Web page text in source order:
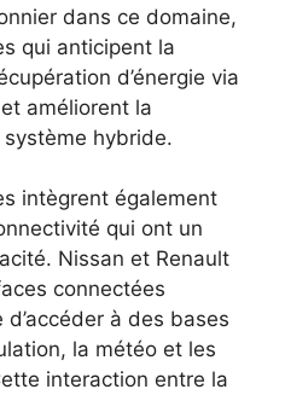
dans ce domaine,
qui anticipent la
d’énergie via
améliorent la
hybride.
intègrent également
qui ont un
Nissan et Renault
connectées
à des bases
la météo et les
interaction entre la